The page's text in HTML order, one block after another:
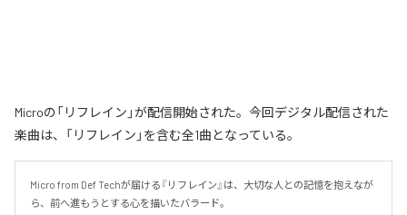
Microの「リフレイン」が配信開始された。今回デジタル配信された
楽曲は、「リフレイン」を含む全1曲となっている。
Micro from Def Techが届ける『リフレイン』は、大切な人との記憶を抱えなが
ら、前へ進もうとする心を描いたバラード。